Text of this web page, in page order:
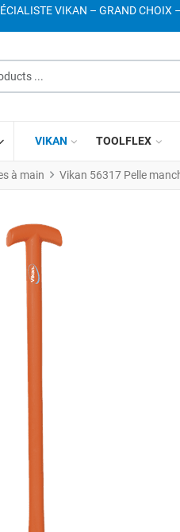
VIKAN – GRAND CHOIX
VIKAN TOOLFLEX
à main Vikan 56317 Pelle